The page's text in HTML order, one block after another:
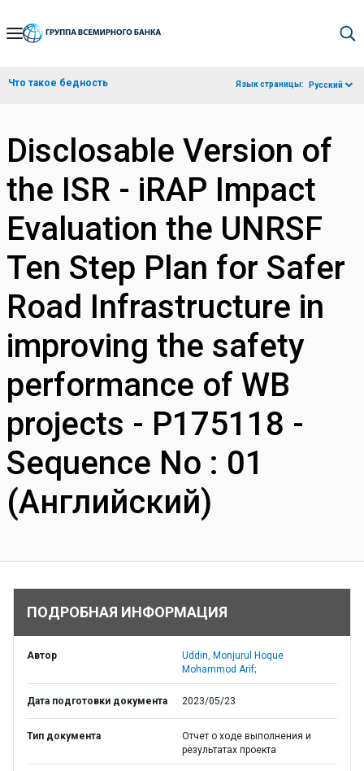
Skip
Navigation
Что такое бедность Язык страницы: Русский
Disclosable Version of
the ISR - iRAP Impact
Evaluation the UNRSF
Ten Step Plan for Safer
Road Infrastructure in
improving the safety
performance of WB
projects - P175118 -
Sequence No : 01
(Английский)
ПОДРОБНАЯ ИНФОРМАЦИЯ
Автор
Uddin, Monjurul Hoque
Mohammod Arif;
Дата подготовки документа 2023/05/23
Тип документа
Отчет о ходе выполнения и
результатах проекта